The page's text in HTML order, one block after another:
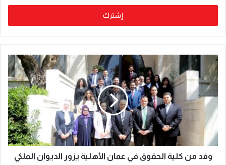
وفد من كلية الحقوق في عمان الأهلية يزور الديوان الملكي